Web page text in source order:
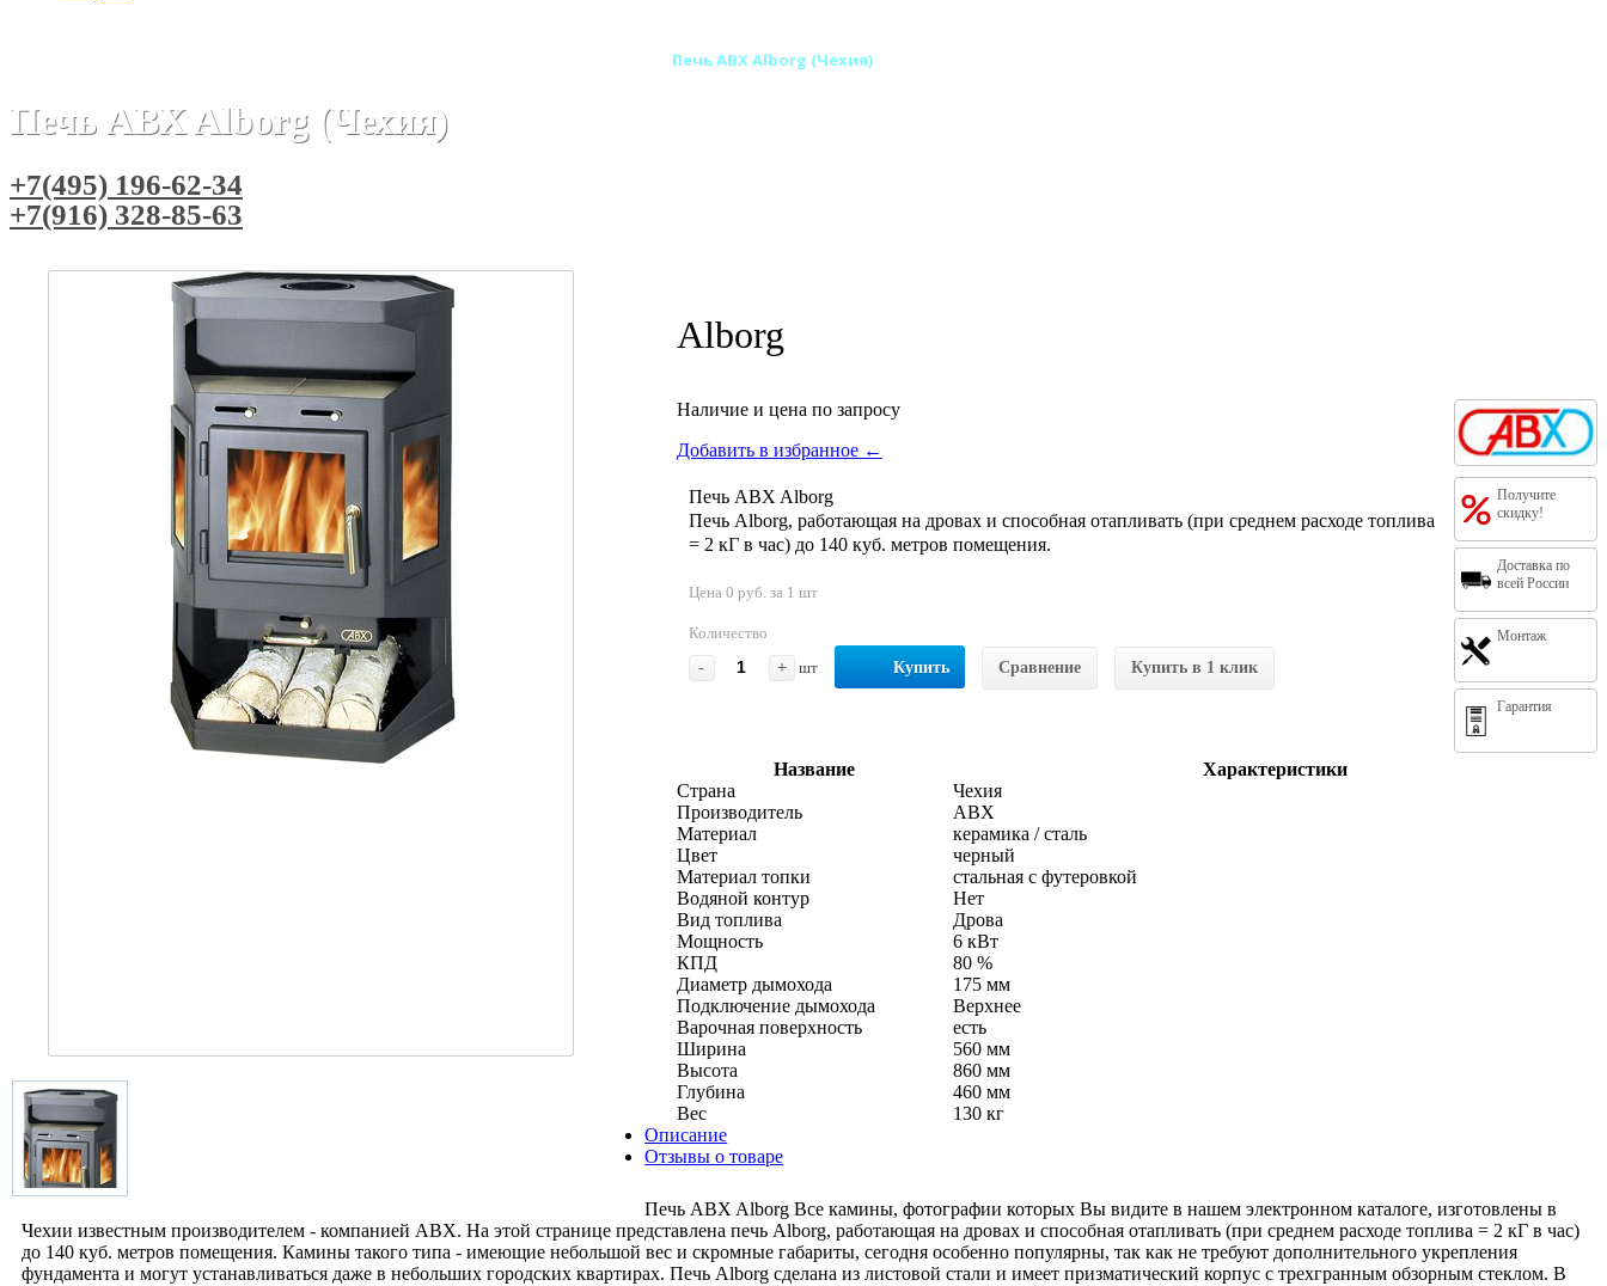
Печь ABX Alborg (Чехия)
Печь ABX Alborg (Чехия)
+7(495) 196-62-34
+7(916) 328-85-63
Alborg
Получите
скидку!
Доставка по
всей России
Монтаж
Гарантия
Наличие и цена по запросу
Добавить в избранное ←
Печь ABX Alborg
Печь Alborg, работающая на дровах и способная отапливать (при среднем расходе топлива
= 2 кГ в час) до 140 куб. метров помещения.
Цена 0 руб. за 1 шт
Количество
-
+ шт Купить Сравнение Купить в 1 клик
Название
Характеристики
Страна
Чехия
Производитель
АВХ
Материал
керамика / сталь
Цвет
черный
Материал топки
стальная с футеровкой
Водяной контур
Нет
Вид топлива
Дрова
Мощность
6 кВт
КПД
80 %
Диаметр дымохода
175 мм
Подключение дымохода
Верхнее
Варочная поверхность
есть
Ширина
560 мм
Высота
860 мм
Глубина
460 мм
Вес
130 кг
Описание
Отзывы о товаре
Печь ABX Alborg Все камины, фотографии которых Вы видите в нашем электронном каталоге, изготовлены в
Чехии известным производителем - компанией АВХ. На этой странице представлена печь Alborg, работающая на дровах и способная отапливать (при среднем расходе топлива = 2 кГ в час)
до 140 куб. метров помещения. Камины такого типа - имеющие небольшой вес и скромные габариты, сегодня особенно популярны, так как не требуют дополнительного укрепления
фундамента и могут устанавливаться даже в небольших городских квартирах. Печь Alborg сделана из листовой стали и имеет призматический корпус с трехгранным обзорным стеклом. В